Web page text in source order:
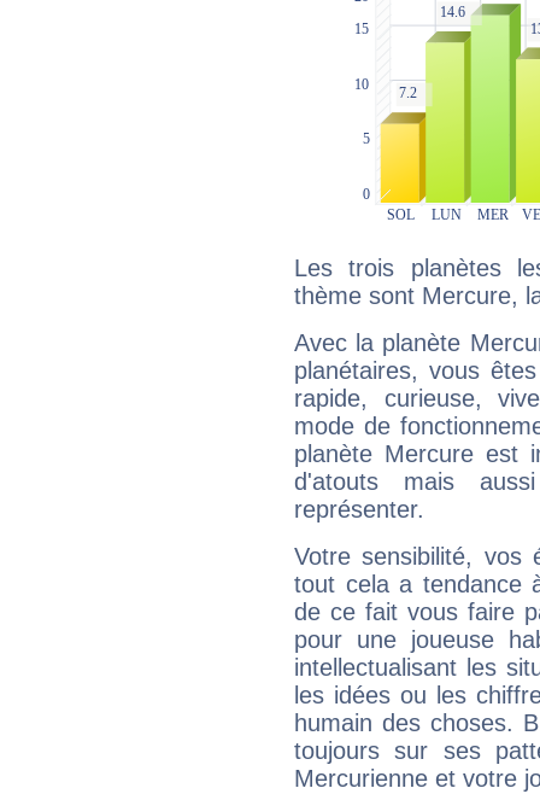
Les trois planètes
thème sont Mercure,
Avec la planète
planétaires, vous
rapide, curieuse,
mode de
planète Mercure est
d'atouts mais
représenter.
Votre sensibilité,
tout cela a tendance
de ce fait vous faire
pour une joueuse
intellectualisant les
les idées ou les
humain des choses.
toujours sur ses
Mercurienne et votre